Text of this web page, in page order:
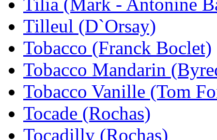
Tilleul (D`Orsay)
Tobacco (Franck Boclet)
Tobacco Mandarin
Tobacco Vanille (Tom
Tocade (Rochas)
Tocadilly (Rochas)